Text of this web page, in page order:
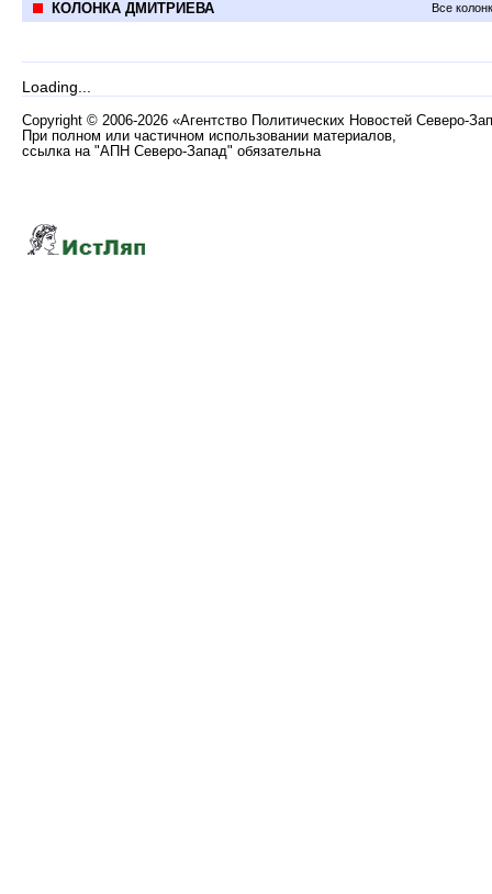
КОЛОНКА ДМИТРИЕВА Все
Loading...
Copyright © 2006-2026 «Агентство Политических Новостей Северо-
При полном или частичном использовании материалов,
ссылка на "АПН Северо-Запад" обязательна